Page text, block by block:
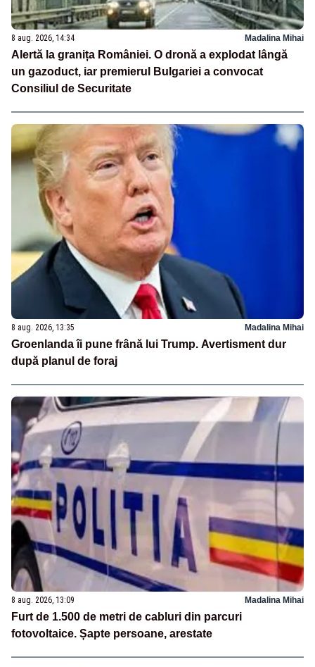
8 aug. 2026, 14:34 Madalina Mihai
Alertă la granița României. O dronă a explodat lângă
un gazoduct, iar premierul Bulgariei a convocat
Consiliul de Securitate
8 aug. 2026, 13:35 Madalina Mihai
Groenlanda îi pune frână lui Trump. Avertisment dur
după planul de foraj
8 aug. 2026, 13:09 Madalina Mihai
Furt de 1.500 de metri de cabluri din parcuri
fotovoltaice. Șapte persoane, arestate